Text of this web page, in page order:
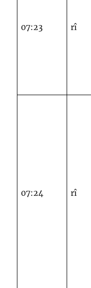
07:23 rî
07:24 rî